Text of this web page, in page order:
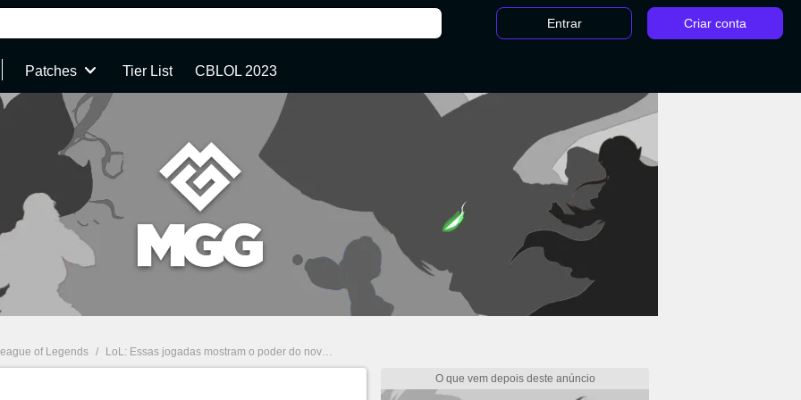
Entrar Criar conta
Patches Tier List CBLOL 2023
of Legends / LoL: Essas jogadas mostram o poder do novo Blitzcrank AD Jungle